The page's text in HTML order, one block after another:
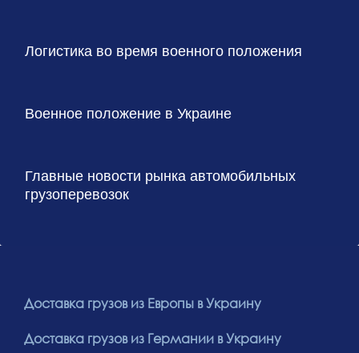
Логистика во время военного положения
Военное положение в Украине
Главные новости рынка автомобильных
грузоперевозок
Доставка грузов из Европы в Украину
Доставка грузов из Германии в Украину